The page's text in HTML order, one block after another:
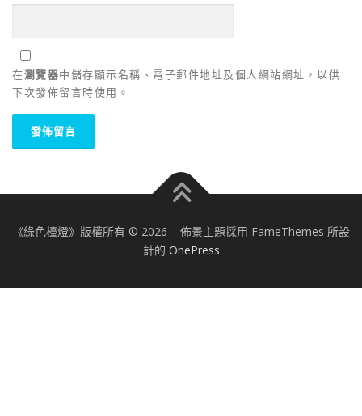
在瀏覽器中儲存顯示名稱、電子郵件地址及個人網站網址，以供
下次發佈留言時使用。
《綠色檯燈》版權所有 © 2026 – 佈景主題採用 FameThemes 所設
計的 OnePress